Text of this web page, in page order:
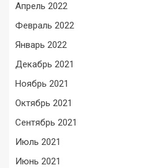
Апрель 2022
Февраль 2022
Январь 2022
Декабрь 2021
Ноябрь 2021
Октябрь 2021
Сентябрь 2021
Июль 2021
Июнь 2021